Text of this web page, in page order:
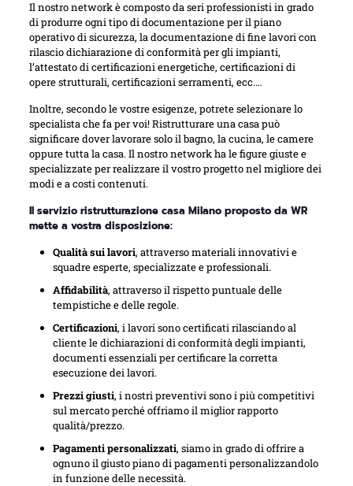
Il nostro network è composto da seri professionisti in grado
di produrre ogni tipo di documentazione per il piano
operativo di sicurezza, la documentazione di fine lavori con
rilascio dichiarazione di conformità per gli impianti,
l’attestato di certificazioni energetiche, certificazioni di
opere strutturali, certificazioni serramenti, ecc.…
Inoltre, secondo le vostre esigenze, potrete selezionare lo
specialista che fa per voi! Ristrutturare una casa può
significare dover lavorare solo il bagno, la cucina, le camere
oppure tutta la casa. Il nostro network ha le figure giuste e
specializzate per realizzare il vostro progetto nel migliore dei
modi e a costi contenuti.
Il servizio ristrutturazione casa Milano proposto da WR
mette a vostra disposizione:
Qualità sui lavori, attraverso materiali innovativi e
squadre esperte, specializzate e professionali.
Affidabilità, attraverso il rispetto puntuale delle
tempistiche e delle regole.
Certificazioni, i lavori sono certificati rilasciando al
cliente le dichiarazioni di conformità degli impianti,
documenti essenziali per certificare la corretta
esecuzione dei lavori.
Prezzi giusti, i nostri preventivi sono i più competitivi
sul mercato perché offriamo il miglior rapporto
qualità/prezzo.
Pagamenti personalizzati, siamo in grado di offrire a
ognuno il giusto piano di pagamenti personalizzandolo
in funzione delle necessità.